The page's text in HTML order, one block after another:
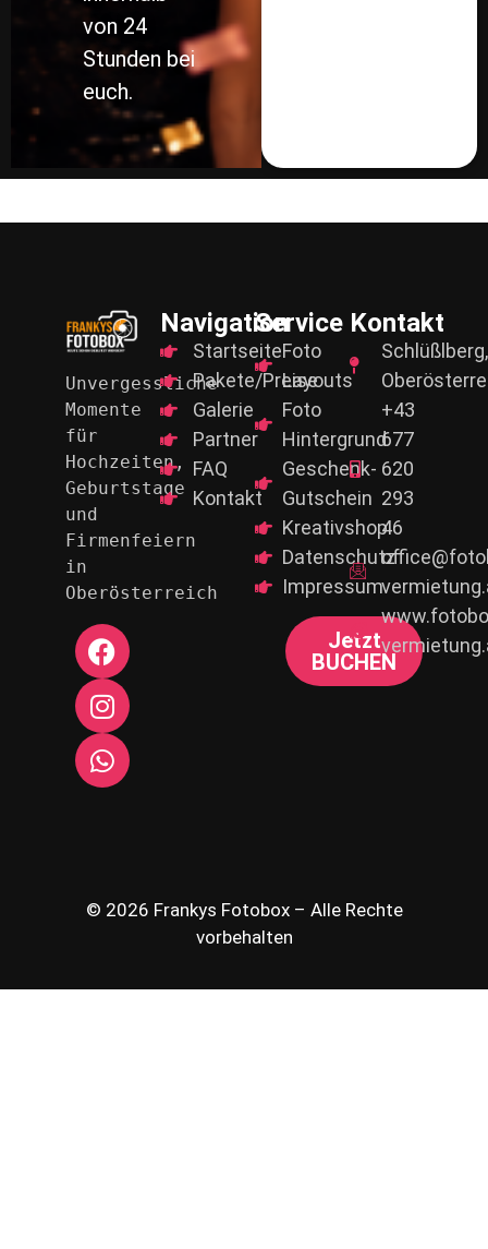
von 24
Stunden bei
euch.
Unvergessliche
Momente
für
Hochzeiten,
Geburtstage
und
Firmenfeiern
in
Oberösterreich
Navigation
Startseite
Pakete/Preise
Galerie
Partner
FAQ
Kontakt
Service
Foto
Layouts
Foto
Hintergrund
Geschenk-
Gutschein
Kreativshop
Datenschutz
Impressum
Jetzt
BUCHEN
Kontakt
Schlüßlberg,
+43
677
620
293
46
© 2026 Frankys Fotobox – Alle Rechte
vorbehalten